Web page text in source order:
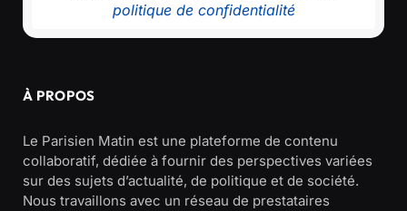
politique de confidentialité
À PROPOS
Le Parisien Matin est une plateforme de contenu
collaboratif, dédiée à fournir des perspectives variées
sur des sujets d’actualité, de politique et de société.
Nous travaillons avec un réseau de prestataires